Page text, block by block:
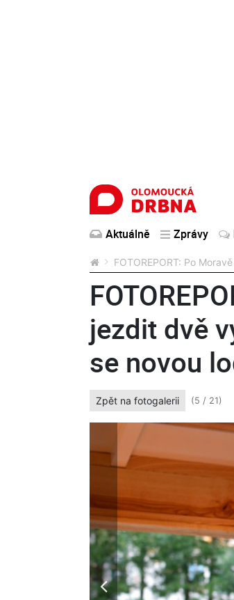
Aktuálně Zprávy
FOTOREPORT: Po
jezdit dvě
se novou
Zpět na fotogalerii (5 / 21)